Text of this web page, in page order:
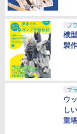
プ
模
製
プ
ウ
し
重